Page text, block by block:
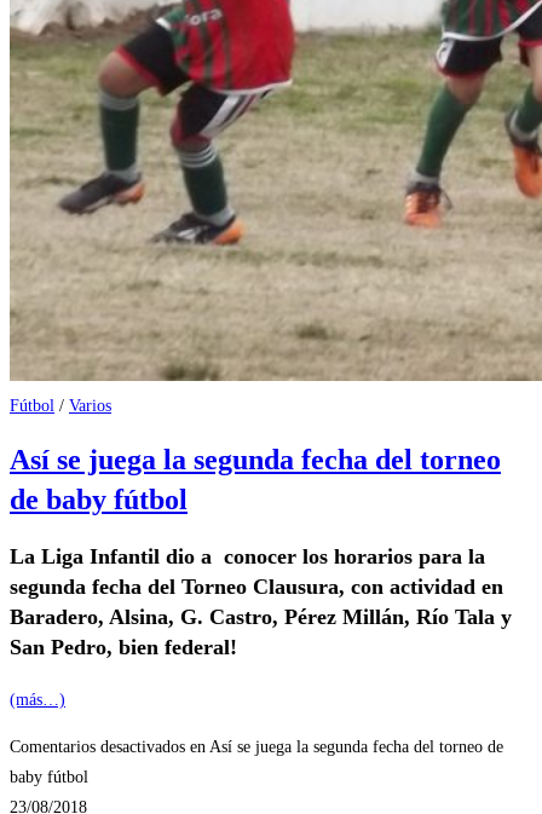
Fútbol / Varios
Así se juega la segunda fecha del torneo
de baby fútbol
La Liga Infantil dio a conocer los horarios para la
segunda fecha del Torneo Clausura, con actividad en
Baradero, Alsina, G. Castro, Pérez Millán, Río Tala y
San Pedro, bien federal!
(más…)
Comentarios desactivados en Así se juega la segunda fecha del torneo de
baby fútbol
23/08/2018